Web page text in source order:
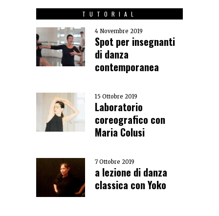
TUTORIAL
4 Novembre 2019
Spot per insegnanti
di danza
contemporanea
15 Ottobre 2019
Laboratorio
coreografico con
Maria Colusi
7 Ottobre 2019
a lezione di danza
classica con Yoko